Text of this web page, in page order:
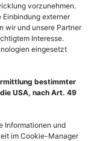
vorzunehmen.
Einbindung externer
wir und unsere Partner
Interesse.
eingesetzt
bestimmter
USA, nach Art. 49
Informationen und
im Cookie-Manager